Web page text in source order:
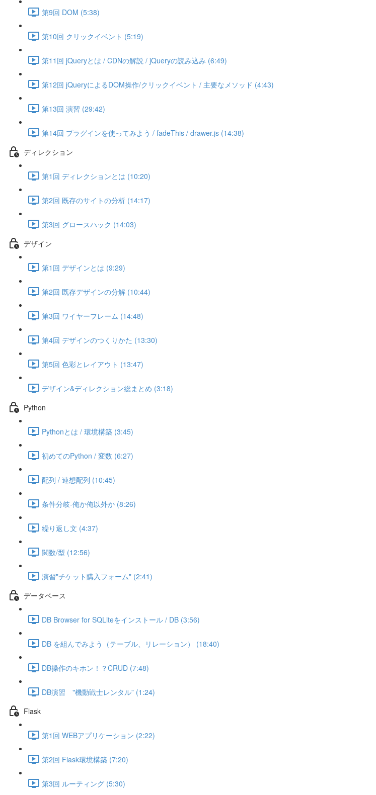
第9回 DOM (5:38)
第10回 クリックイベント (5:19)
第11回 jQueryとは / CDNの解説 / jQueryの読み込み (6:49)
第12回 jQueryによるDOM操作/クリックイベント / 主要なメソッド (4:43)
第13回 演習 (29:42)
第14回 プラグインを使ってみよう / fadeThis / drawer.js (14:38)
ディレクション
第1回 ディレクションとは (10:20)
第2回 既存のサイトの分析 (14:17)
第3回 グロースハック (14:03)
デザイン
第1回 デザインとは (9:29)
第2回 既存デザインの分解 (10:44)
第3回 ワイヤーフレーム (14:48)
第4回 デザインのつくりかた (13:30)
第5回 色彩とレイアウト (13:47)
デザイン&ディレクション総まとめ (3:18)
Python
Pythonとは / 環境構築 (3:45)
初めてのPython / 変数 (6:27)
配列 / 連想配列 (10:45)
条件分岐-俺か俺以外か (8:26)
繰り返し文 (4:37)
関数/型 (12:56)
演習"チケット購入フォーム" (2:41)
データベース
DB Browser for SQLiteをインストール / DB (3:56)
DB を組んでみよう（テーブル、リレーション） (18:40)
DB操作のキホン！？CRUD (7:48)
DB演習 "機動戦士レンタル” (1:24)
Flask
第1回 WEBアプリケーション (2:22)
第2回 Flask環境構築 (7:20)
第3回 ルーティング (5:30)